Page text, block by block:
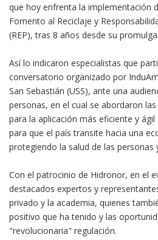
que hoy enfrenta la implementación
Fomento al Reciclaje y
(REP), tras 8 años desde su
Así lo indicaron especialistas que
conversatorio organizado por
San Sebastián (USS), ante una
personas, en el cual se abordaron
para la aplicación más eficiente y
para que el país transite hacia una
protegiendo la salud de las personas
Con el patrocinio de Hidronor, en el
destacados expertos y
privado y la academia, quienes
positivo que ha tenido y las
"revolucionaria" regulación.